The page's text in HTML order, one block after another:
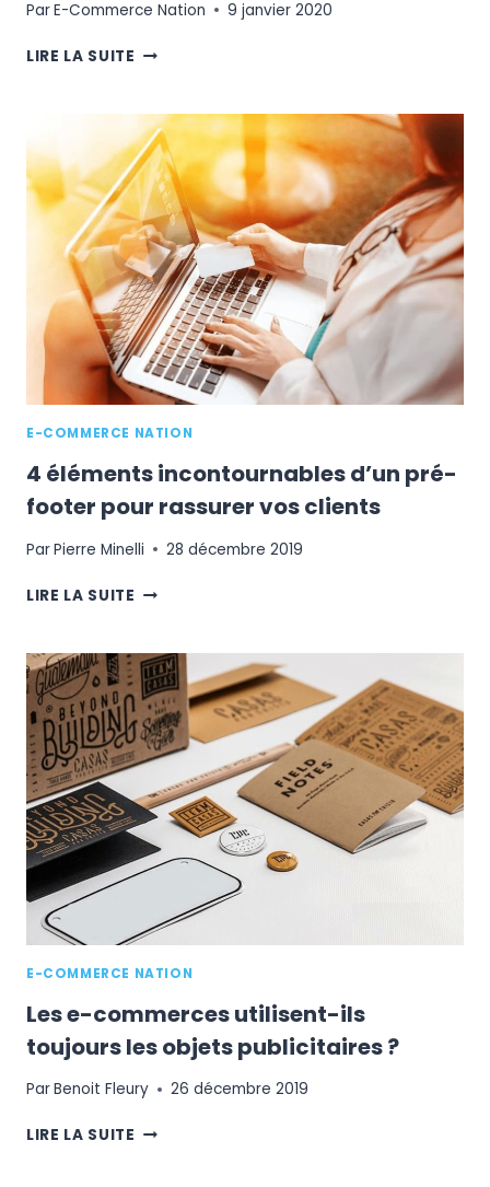
ParE-Commerce Nation 9 janvier 2020
LIRE LA SUITE TENDANCES
DES
CONSOMMATEURS
EN
LIGNE
POUR
2020
E-COMMERCE NATION
4 éléments incontournables d’un pré-
footer pour rassurer vos clients
ParPierre Minelli 28 décembre 2019
LIRE LA SUITE 4
D’UN
PRÉ-
FOOTER
POUR
RASSURER
VOS
CLIENTS
E-COMMERCE NATION
Les e-commerces utilisent-ils
toujours les objets publicitaires ?
ParBenoit Fleury 26 décembre 2019
LIRE LA SUITE LES